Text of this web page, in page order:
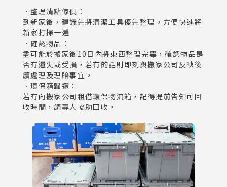
．整理清點傢俱：
到新家後，建議先將清潔工具優先整理，方便快速將
新家打掃一遍
．確認物品：
盡可能於搬家後10日內將東西整理完畢，確認物品是
否有遺失或受損，若有的話則即刻與搬家公司反映後
續處理及理賠事宜。
．環保箱歸還：
若有向搬家公司租借環保物流箱，記得提前告知可回
收時間，請專人協助回收。